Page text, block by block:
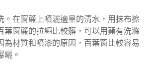
。在窗簾上噴灑適量的清水，用抹布擦
葉窗簾的拉繩比較髒，可以用蘸有洗滌
為材質和噴漆的原因，百葉窗比較容易
曬。